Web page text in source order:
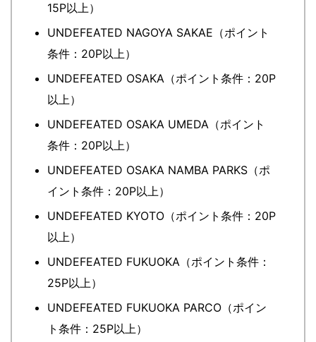
15P以上）
UNDEFEATED NAGOYA SAKAE（ポイント
条件：20P以上）
UNDEFEATED OSAKA（ポイント条件：20P
以上）
UNDEFEATED OSAKA UMEDA（ポイント
条件：20P以上）
UNDEFEATED OSAKA NAMBA PARKS（ポ
イント条件：20P以上）
UNDEFEATED KYOTO（ポイント条件：20P
以上）
UNDEFEATED FUKUOKA（ポイント条件：
25P以上）
UNDEFEATED FUKUOKA PARCO（ポイン
ト条件：25P以上）